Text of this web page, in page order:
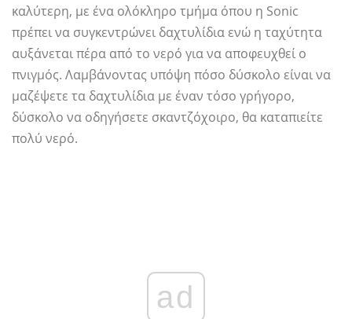
καλύτερη, με ένα ολόκληρο τμήμα όπου η Sonic
πρέπει να συγκεντρώνει δαχτυλίδια ενώ η ταχύτητα
αυξάνεται πέρα ​​από το νερό για να αποφευχθεί ο
πνιγμός. Λαμβάνοντας υπόψη πόσο δύσκολο είναι να
μαζέψετε τα δαχτυλίδια με έναν τόσο γρήγορο,
δύσκολο να οδηγήσετε σκαντζόχοιρο, θα καταπιείτε
πολύ νερό.
ad